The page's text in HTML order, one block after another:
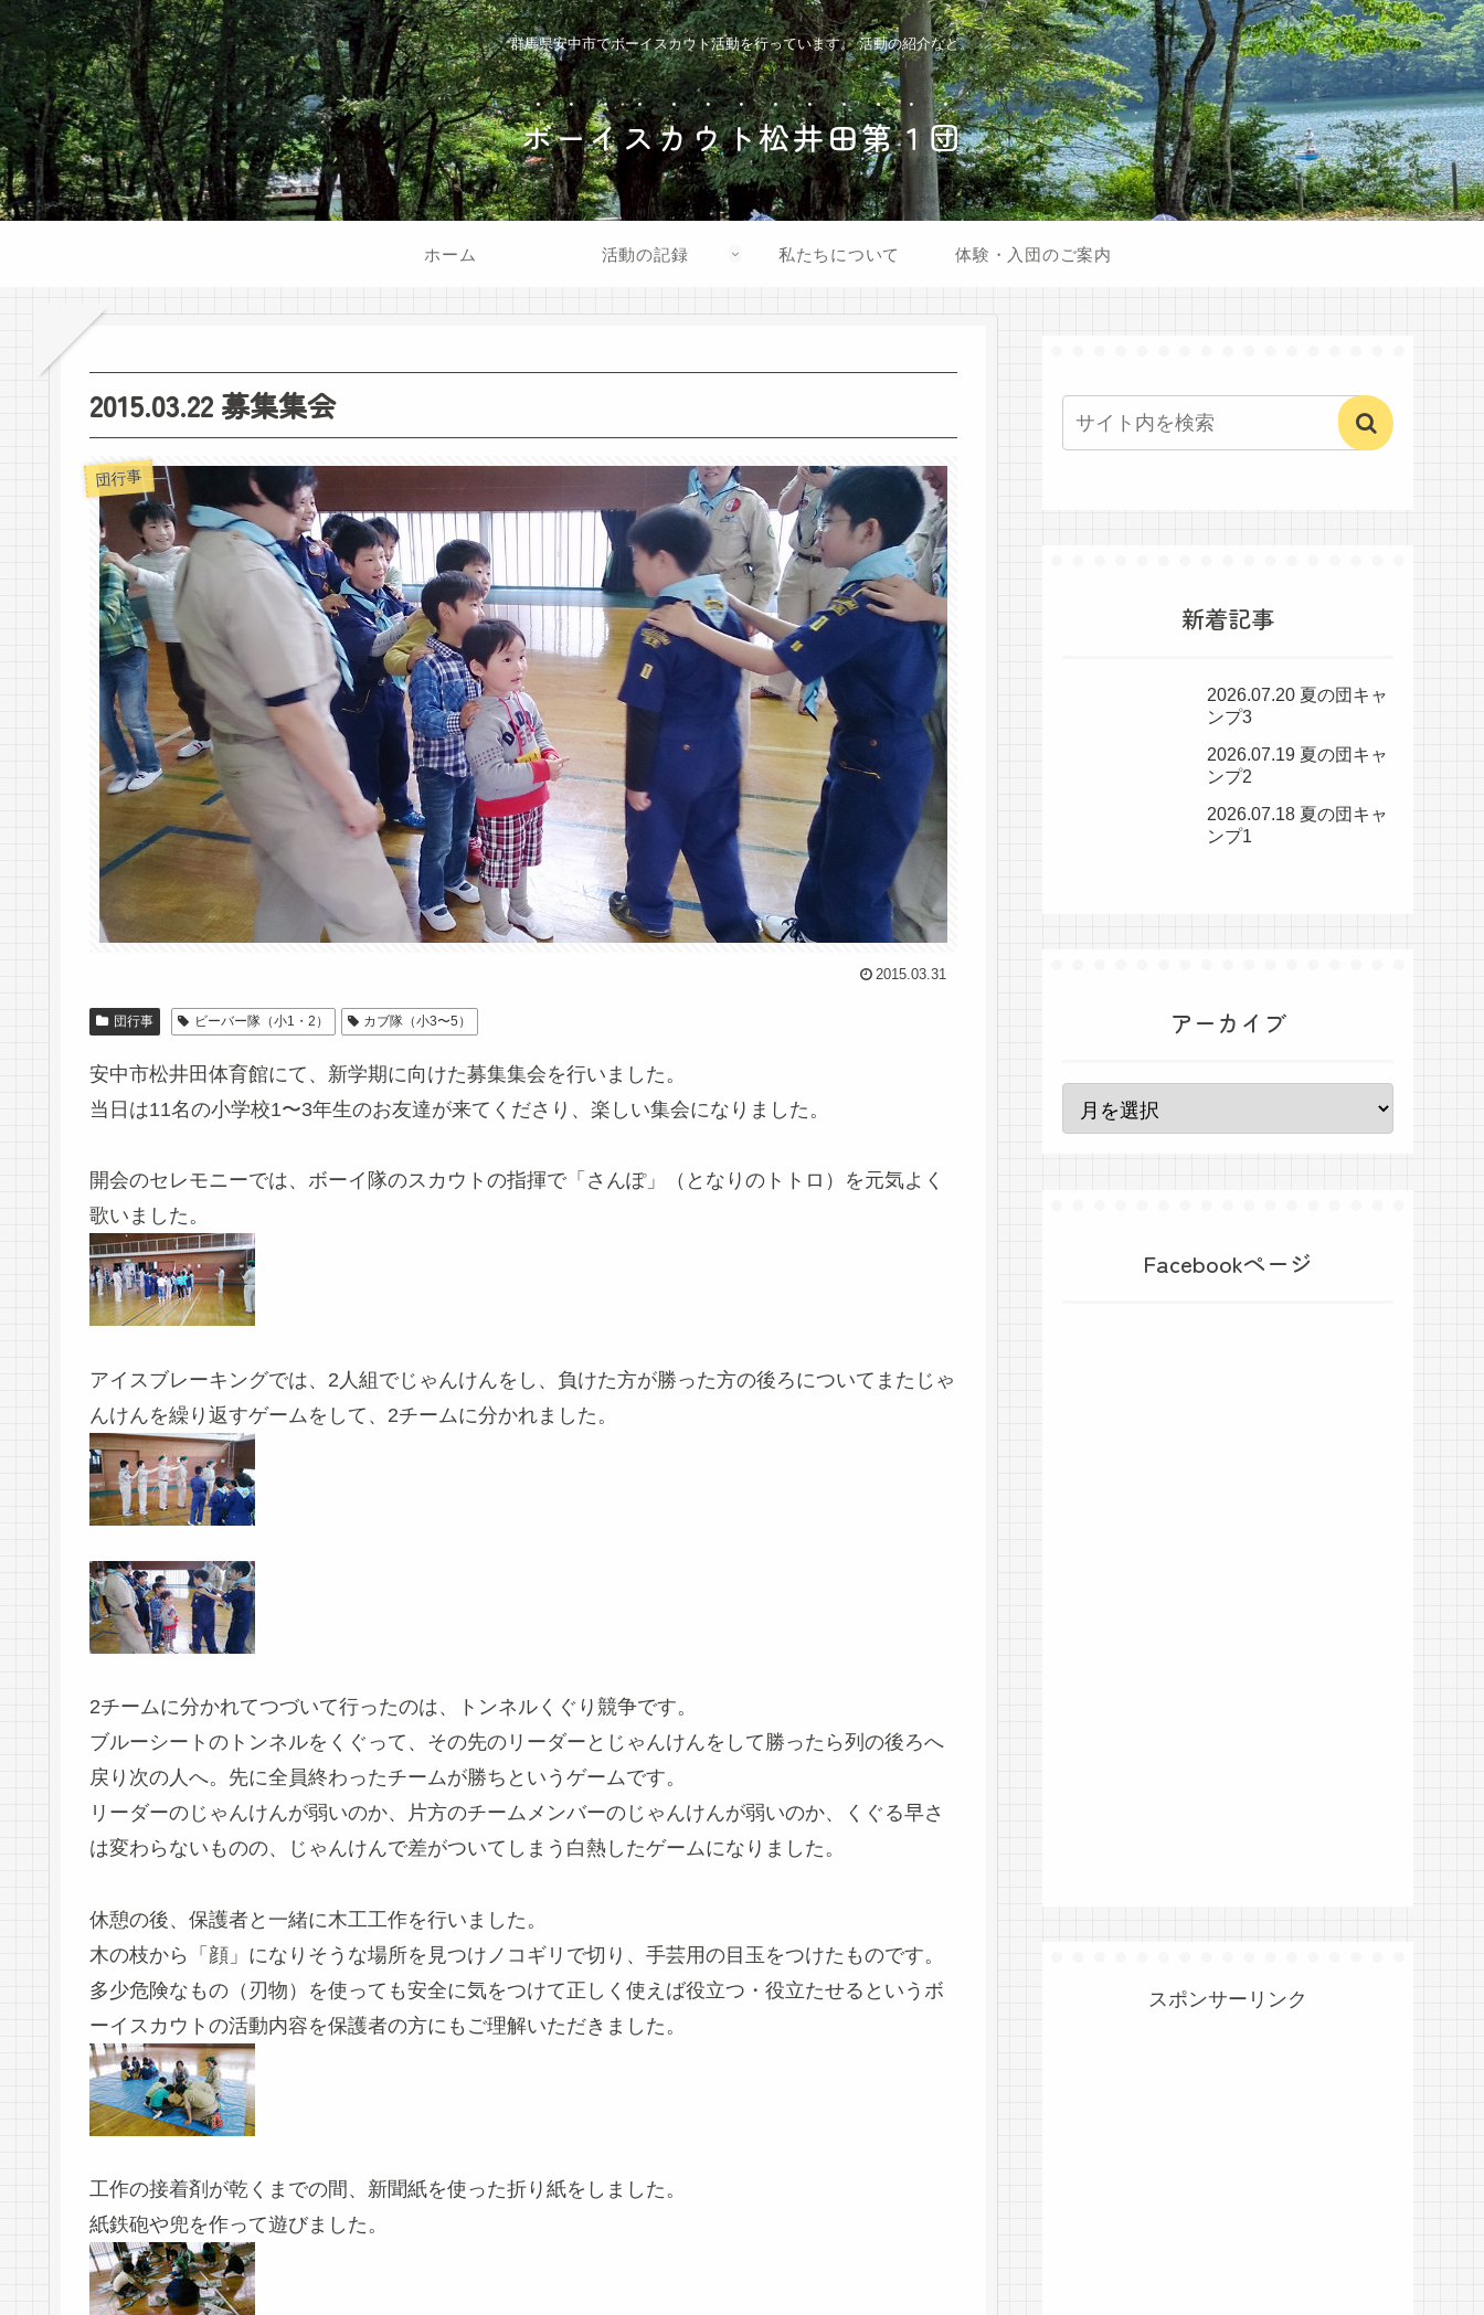
群馬県安中市でボーイスカウト活動を行っています。 活動の紹介など。
ボーイスカウト松井田第１団
ホーム 活動の記録 私たちについて 体験・入団のご案内
2015.03.22 募集集会
団行事
2015.03.31
団行事 ビーバー隊（小1・2） カブ隊（小3〜5）
安中市松井田体育館にて、新学期に向けた募集集会を行いました。
当日は11名の小学校1〜3年生のお友達が来てくださり、楽しい集会になりました。
開会のセレモニーでは、ボーイ隊のスカウトの指揮で「さんぽ」（となりのトトロ）を元気よく
歌いました。
アイスブレーキングでは、2人組でじゃんけんをし、負けた方が勝った方の後ろについてまたじゃ
んけんを繰り返すゲームをして、2チームに分かれました。
2チームに分かれてつづいて行ったのは、トンネルくぐり競争です。
ブルーシートのトンネルをくぐって、その先のリーダーとじゃんけんをして勝ったら列の後ろへ
戻り次の人へ。先に全員終わったチームが勝ちというゲームです。
リーダーのじゃんけんが弱いのか、片方のチームメンバーのじゃんけんが弱いのか、くぐる早さ
は変わらないものの、じゃんけんで差がついてしまう白熱したゲームになりました。
休憩の後、保護者と一緒に木工工作を行いました。
木の枝から「顔」になりそうな場所を見つけノコギリで切り、手芸用の目玉をつけたものです。
多少危険なもの（刃物）を使っても安全に気をつけて正しく使えば役立つ・役立たせるというボ
ーイスカウトの活動内容を保護者の方にもご理解いただきました。
工作の接着剤が乾くまでの間、新聞紙を使った折り紙をしました。
紙鉄砲や兜を作って遊びました。
新着記事
2026.07.20 夏の団キャ
ンプ3
2026.07.19 夏の団キャ
ンプ2
2026.07.18 夏の団キャ
ンプ1
アーカイブ
Facebookページ
スポンサーリンク